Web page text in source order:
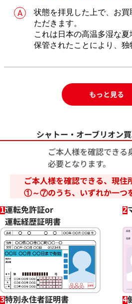
状態を拝見した上で、お
ただきます。
これは日本の高温多湿な
保管されたことにより、独
きこぼれる「熱劣化（沸
いるジャンク品扱いとな
の状態をおたからやで精
もっと見る
シャトー・オーブリオン
ご本人様を確認できる
必要となります。
ご本人様を確認できる、現住
①～⑦のうち、いずれか一つ
1運転免許証or
運転経歴証明書
2
3特別永住者証明書 4